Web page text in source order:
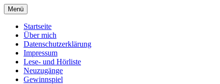
Zum
Inhalt
springen
Menü
Startseite
Über mich
Datenschutzerklärung
Impressum
Lese- und Hörliste
Neuzugänge
Gewinnspiel